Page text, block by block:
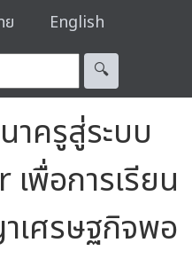
ย English
🔍︎
ครูสู่ระบบ
พื่อการเรียน
เศรษฐกิจพอ